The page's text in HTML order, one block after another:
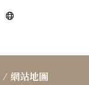
網站地圖